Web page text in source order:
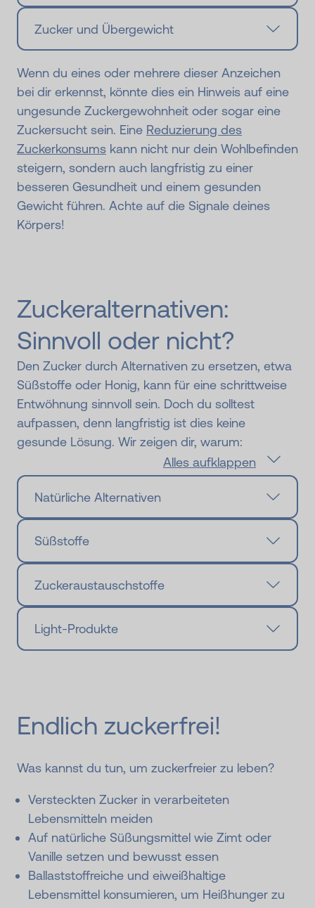
Zucker und Übergewicht
Wenn du eines oder mehrere dieser Anzeichen
bei dir erkennst, könnte dies ein Hinweis auf eine
ungesunde Zuckergewohnheit oder sogar eine
Zuckersucht sein. Eine Reduzierung des
Zuckerkonsums kann nicht nur dein Wohlbefinden
steigern, sondern auch langfristig zu einer
besseren Gesundheit und einem gesunden
Gewicht führen. Achte auf die Signale deines
Körpers!
Zuckeralternativen:
Sinnvoll oder nicht?
Den Zucker durch Alternativen zu ersetzen, etwa
Süßstoffe oder Honig, kann für eine schrittweise
Entwöhnung sinnvoll sein. Doch du solltest
aufpassen, denn langfristig ist dies keine
gesunde Lösung. Wir zeigen dir, warum:
Alles aufklappen
Natürliche Alternativen
Süßstoffe
Zuckeraustauschstoffe
Light-Produkte
Endlich zuckerfrei!
Was kannst du tun, um zuckerfreier zu leben?
Versteckten Zucker in verarbeiteten
Lebensmitteln meiden
Auf natürliche Süßungsmittel wie Zimt oder
Vanille setzen und bewusst essen
Ballaststoffreiche und eiweißhaltige
Lebensmittel konsumieren, um Heißhunger zu